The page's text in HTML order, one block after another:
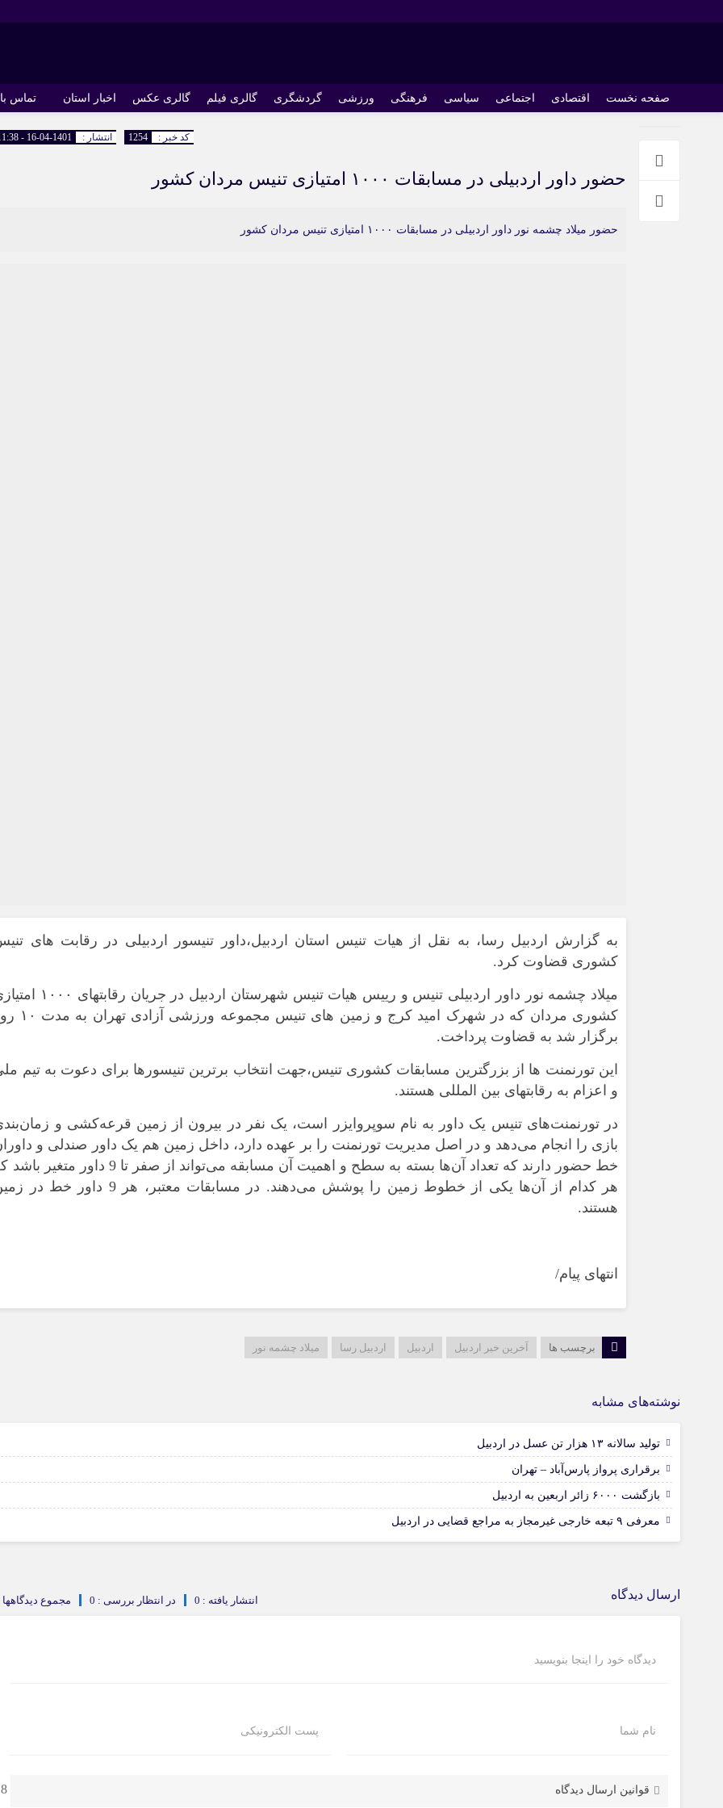
صفحه نخست اقتصادی اجتماعی سیاسی فرهنگی ورزشی گردشگری گالری فیلم گالری عکس اخبار استان تماس
انتشار : 1401-04-16 - 11:38 کد خبر : 1254
حضور داور اردبیلی در مسابقات ۱۰۰۰ امتیازی تنیس مردان کشور
حضور میلاد چشمه نور داور اردبیلی در مسابقات ۱۰۰۰ امتیازی تنیس مردان کشور
به گزارش اردبیل رسا، به نقل از هیات تنیس استان اردبیل،داور تنیسور اردبیلی در رقابت های
کشوری قضاوت کرد.
میلاد چشمه نور داور اردبیلی تنیس و رییس هیات تنیس شهرستان اردبیل در جریان
کشوری مردان که در شهرک امید کرج و زمین های تنیس مجموعه
برگزار شد به قضاوت پرداخت.
این تورنمنت ها از بزرگترین مسابقات کشوری تنیس،جهت انتخاب برترین تنیسورها برای دعوت به تیم
و اعزام به رقابتهای بین المللی هستند.
در تورنمنت‌های تنیس یک داور به‌ نام سوپروایزر است، یک نفر در بیرون از زمین قرعه‌کشی و
بازی را انجام می‌دهد و در اصل مدیریت تورنمنت را بر عهده دارد، داخل زمین هم یک داور صندلی و
خط حضور دارند که تعداد آن‌ها بسته به سطح و اهمیت آن مسابقه می‌تواند از صفر تا 9 داور
هر کدام از آن‌ها یکی از خطوط زمین را پوشش می‌دهند. در مسابقات معتبر، هر 9 داور خط
هستند.
انتهای پیام/
برچسب ها آخرین خبر اردبیل اردبیل اردبیل رسا میلاد چشمه نور
نوشته‌های مشابه
تولید سالانه ۱۳ هزار تن عسل در اردبیل
برقراری پرواز پارس‌آباد – تهران
بازگشت ۶۰۰۰ زائر اربعین به اردبیل
معرفی ۹ تبعه خارجی غیرمجاز به مراجع قضایی در اردبیل
ارسال دیدگاه مجموع دیدگاهها : در انتظار بررسی : 0 انتشار یافته : 0
دیدگاه خود را اینجا بنویسید
نام شما پست الکترونیکی
قوانین ارسال دیدگاه 8